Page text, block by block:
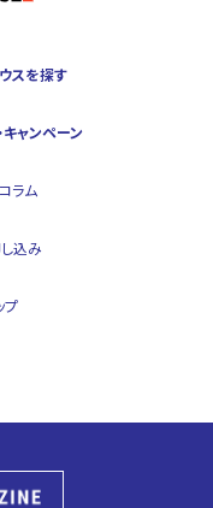
スを探す
キャンペーン
ラム
込み
プ